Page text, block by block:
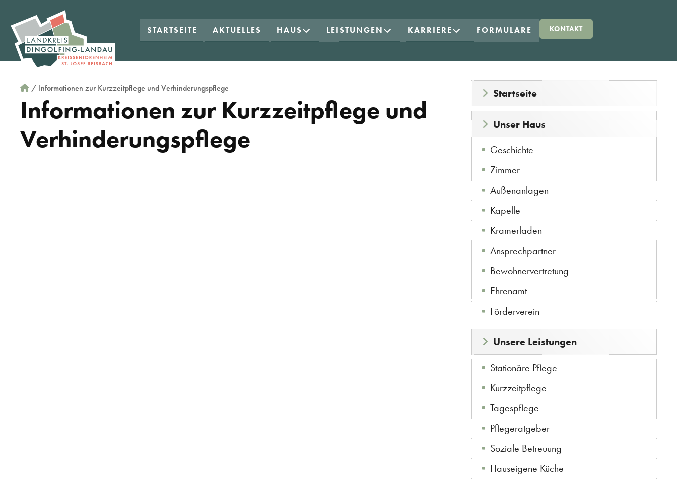
STARTSEITE AKTUELLES HAUS LEISTUNGEN KARRIERE FORMULARE KONTAKT
/ Informationen zur Kurzzeitpflege und Verhinderungspflege
Informationen zur Kurzzeitpflege und
Verhinderungspflege
Startseite
Unser Haus
Geschichte
Zimmer
Außenanlagen
Kapelle
Kramerladen
Ansprechpartner
Bewohnervertretung
Ehrenamt
Förderverein
Unsere Leistungen
Stationäre Pflege
Kurzzeitpflege
Tagespflege
Pflegeratgeber
Soziale Betreuung
Hauseigene Küche